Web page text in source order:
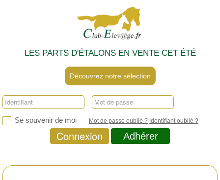
LES PARTS D'ÉTALONS EN VENTE CET ÉTÉ
Découvrez notre sélection
Se souvenir de moi Mot de passe oublié ? Identifiant oublié ?
Connexion Adhérer